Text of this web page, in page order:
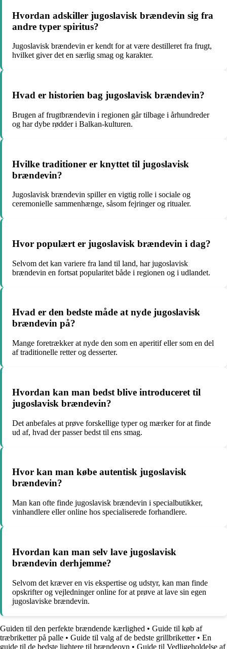
Hvordan adskiller jugoslavisk brændevin sig fra
andre typer spiritus?
Jugoslavisk brændevin er kendt for at være destilleret fra frugt,
hvilket giver det en særlig smag og karakter.
Hvad er historien bag jugoslavisk brændevin?
Brugen af frugtbrændevin i regionen går tilbage i århundreder
og har dybe rødder i Balkan-kulturen.
Hvilke traditioner er knyttet til jugoslavisk
brændevin?
Jugoslavisk brændevin spiller en vigtig rolle i sociale og
ceremonielle sammenhænge, såsom fejringer og ritualer.
Hvor populært er jugoslavisk brændevin i dag?
Selvom det kan variere fra land til land, har jugoslavisk
brændevin en fortsat popularitet både i regionen og i udlandet.
Hvad er den bedste måde at nyde jugoslavisk
brændevin på?
Mange foretrækker at nyde den som en aperitif eller som en del
af traditionelle retter og desserter.
Hvordan kan man bedst blive introduceret til
jugoslavisk brændevin?
Det anbefales at prøve forskellige typer og mærker for at finde
ud af, hvad der passer bedst til ens smag.
Hvor kan man købe autentisk jugoslavisk
brændevin?
Man kan ofte finde jugoslavisk brændevin i specialbutikker,
vinhandlere eller online hos specialiserede forhandlere.
Hvordan kan man selv lave jugoslavisk
brændevin derhjemme?
Selvom det kræver en vis ekspertise og udstyr, kan man finde
opskrifter og vejledninger online for at prøve at lave sin egen
jugoslaviske brændevin.
Guiden til den perfekte brændende kærlighed • Guide til køb af
træbriketter på palle • Guide til valg af de bedste grillbriketter• En
guide til de bedste lightere til brændeovn • Guide til Vedligeholdelse af